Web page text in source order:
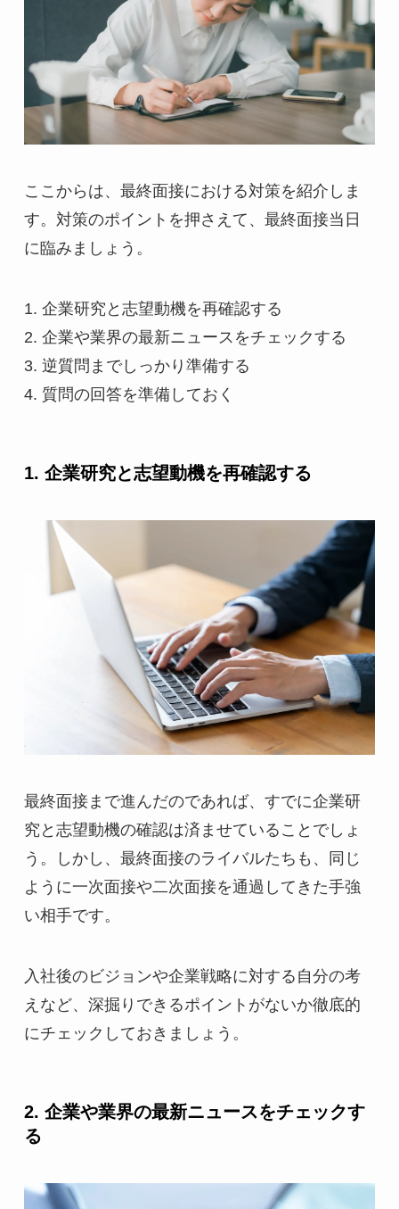
ここからは、最終面接における対策を紹介しま
す。対策のポイントを押さえて、最終面接当日
に臨みましょう。
1. 企業研究と志望動機を再確認する
2. 企業や業界の最新ニュースをチェックする
3. 逆質問までしっかり準備する
4. 質問の回答を準備しておく
1. 企業研究と志望動機を再確認する
最終面接まで進んだのであれば、すでに企業研
究と志望動機の確認は済ませていることでしょ
う。しかし、最終面接のライバルたちも、同じ
ように一次面接や二次面接を通過してきた手強
い相手です。
入社後のビジョンや企業戦略に対する自分の考
えなど、深掘りできるポイントがないか徹底的
にチェックしておきましょう。
2. 企業や業界の最新ニュースをチェックす
る